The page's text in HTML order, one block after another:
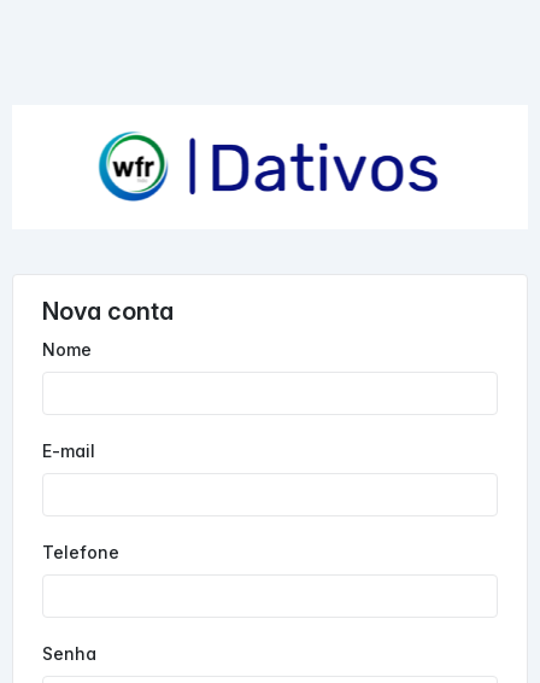
Nova conta
Nome
E-mail
Telefone
Senha